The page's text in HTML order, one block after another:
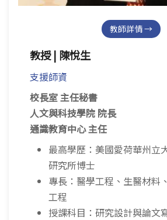
教師詳情 →
教授 | 陳悅生
支援師資
校長室 主任秘書
人文與科技學院 院長
通識教育中心 主任
最高學歷：美國愛荷華州立
研究所博士
專長：醫學工程、生醫材料
工程
授課科目：研究設計與論文